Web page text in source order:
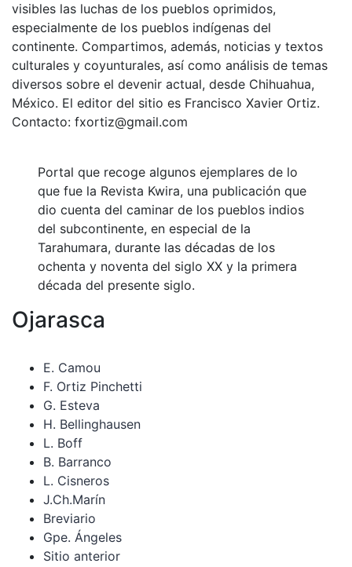
visibles las luchas de los pueblos oprimidos,
especialmente de los pueblos indígenas del
continente. Compartimos, además, noticias y textos
culturales y coyunturales, así como análisis de temas
diversos sobre el devenir actual, desde Chihuahua,
México. El editor del sitio es Francisco Xavier Ortiz.
Contacto: fxortiz@gmail.com
Portal que recoge algunos ejemplares de lo
que fue la Revista Kwira, una publicación que
dio cuenta del caminar de los pueblos indios
del subcontinente, en especial de la
Tarahumara, durante las décadas de los
ochenta y noventa del siglo XX y la primera
década del presente siglo.
Ojarasca
E. Camou
F. Ortiz Pinchetti
G. Esteva
H. Bellinghausen
L. Boff
B. Barranco
L. Cisneros
J.Ch.Marín
Breviario
Gpe. Ángeles
Sitio anterior